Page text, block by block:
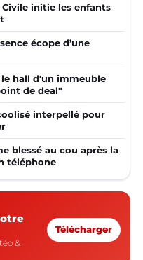
initie les enfants
écope d’une
hall d'un immeuble
de deal"
interpellé pour
blessé au cou après la
téléphone
&
Télécharger